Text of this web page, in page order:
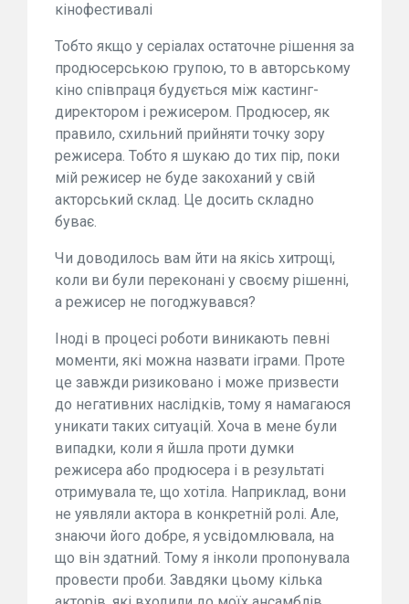
кінофестивалі
Тобто якщо у серіалах остаточне рішення за
продюсерською групою, то в авторському
кіно співпраця будується між кастинг-
директором і режисером. Продюсер, як
правило, схильний прийняти точку зору
режисера. Тобто я шукаю до тих пір, поки
мій режисер не буде закоханий у свій
акторський склад. Це досить складно
буває.
Чи доводилось вам йти на якісь хитрощі,
коли ви були переконані у своєму рішенні,
а режисер не погоджувався?
Іноді в процесі роботи виникають певні
моменти, які можна назвати іграми. Проте
це завжди ризиковано і може призвести
до негативних наслідків, тому я намагаюся
уникати таких ситуацій. Хоча в мене були
випадки, коли я йшла проти думки
режисера або продюсера і в результаті
отримувала те, що хотіла. Наприклад, вони
не уявляли актора в конкретній ролі. Але,
знаючи його добре, я усвідомлювала, на
що він здатний. Тому я інколи пропонувала
провести проби. Завдяки цьому кілька